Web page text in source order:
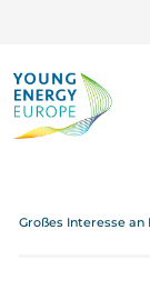
Großes Interesse an